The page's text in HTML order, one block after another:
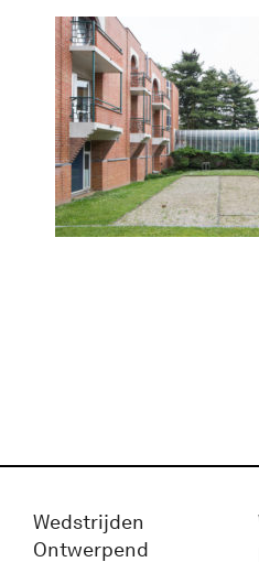
Wedstrijden
Ontwerpend